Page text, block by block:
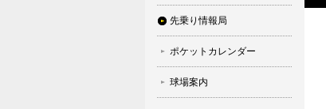
先乗り情報局
ポケットカレンダー
球場案内